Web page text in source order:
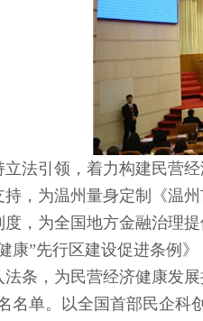
立法引领，着力构建民营经
持，为温州量身定制《温
度，为全国地方金融治理
康”先行区建设促进条例
法条，为民营经济健康发
名单。以全国首部民企科